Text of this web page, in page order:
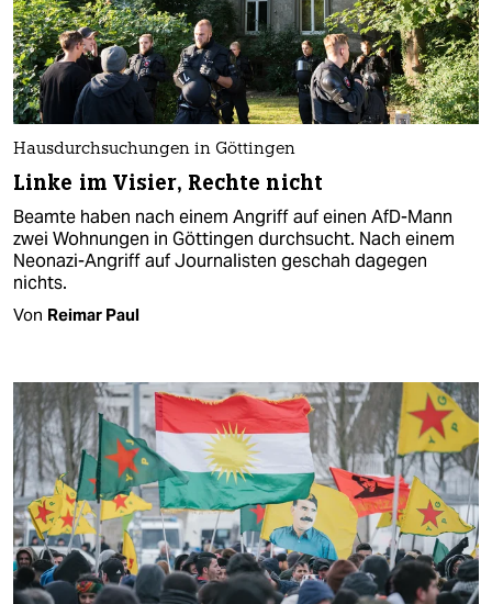
Hausdurchsuchungen in Göttingen
Linke im Visier, Rechte nicht
Beamte haben nach einem Angriff auf einen AfD-Mann
zwei Wohnungen in Göttingen durchsucht. Nach einem
Neonazi-Angriff auf Journalisten geschah dagegen
nichts.
Von Reimar Paul